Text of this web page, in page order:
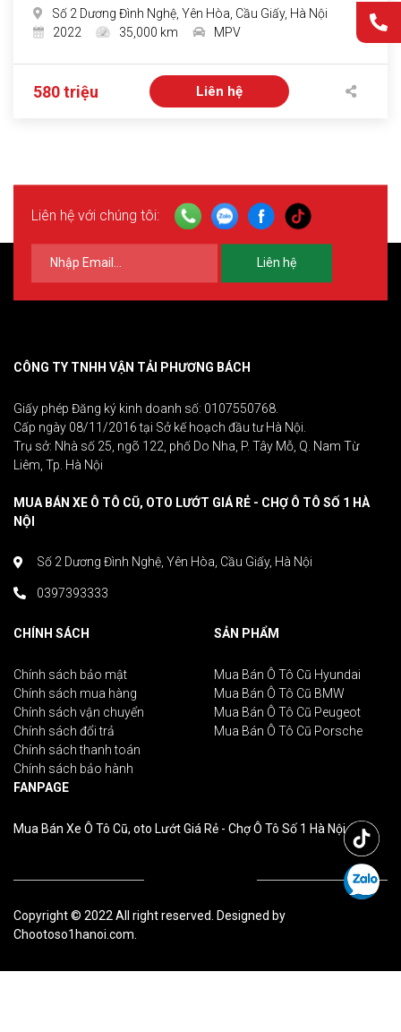
Số 2 Dương Đình Nghệ, Yên Hòa, Cầu Giấy, Hà Nội
2022
35,000 km MPV
580 triệu Liên hệ
Liên hệ với chúng tôi:
Liên hệ
CÔNG TY TNHH VẬN TẢI PHƯƠNG BÁCH
Giấy phép Đăng ký kinh doanh số: 0107550768.
Cấp ngày 08/11/2016 tại Sở kế hoạch đầu tư Hà Nội.
Trụ sở: Nhà số 25, ngõ 122, phố Do Nha, P. Tây Mỗ, Q. Nam Từ
Liêm, Tp. Hà Nội
MUA BÁN XE Ô TÔ CŨ, OTO LƯỚT GIÁ RẺ - CHỢ Ô TÔ SỐ 1 HÀ
NỘI
Số 2 Dương Đình Nghệ, Yên Hòa, Cầu Giấy, Hà Nội
0397393333
CHÍNH SÁCH
Chính sách bảo mật
Chính sách mua hàng
Chính sách vận chuyển
Chính sách đổi trả
Chính sách thanh toán
Chính sách bảo hành
SẢN PHẨM
Mua Bán Ô Tô Cũ Hyundai
Mua Bán Ô Tô Cũ BMW
Mua Bán Ô Tô Cũ Peugeot
Mua Bán Ô Tô Cũ Porsche
FANPAGE
Mua Bán Xe Ô Tô Cũ, oto Lướt Giá Rẻ - Chợ Ô Tô Số 1 Hà Nội
Copyright © 2022 All right reserved. Designed by
Chootoso1hanoi.com.